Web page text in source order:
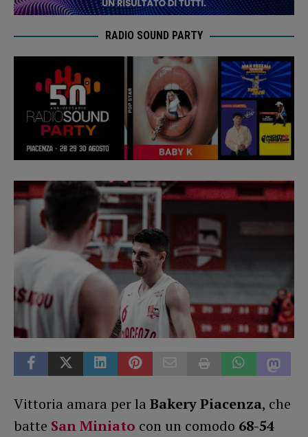
RADIO SOUND PARTY
Vittoria amara per la Bakery Piacenza, che
batte San Miniato con un comodo 68-54